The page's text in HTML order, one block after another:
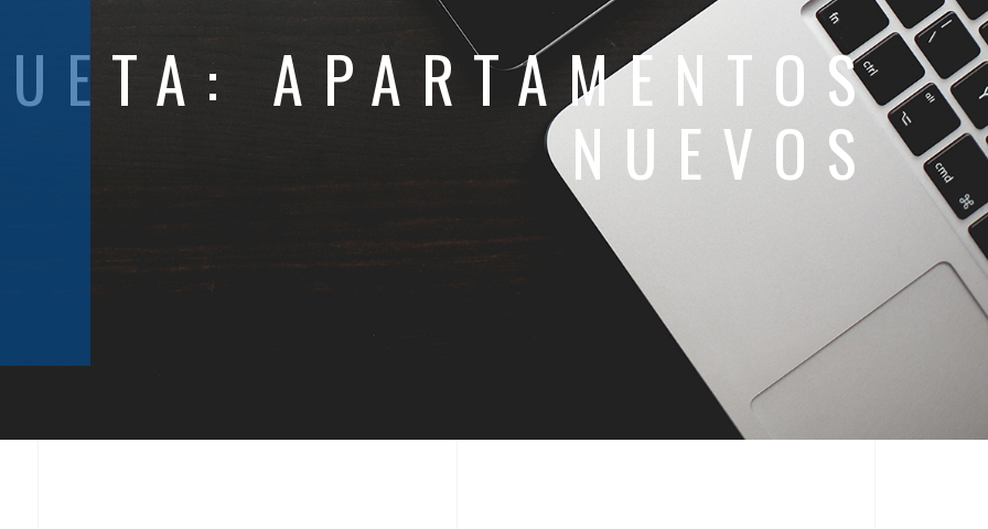
APARTAMENTOS
NUEVOS